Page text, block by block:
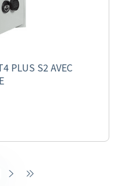
PLUS S2 AVEC